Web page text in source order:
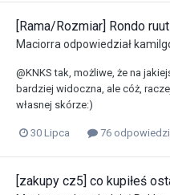
[Rama/Rozmiar] Rondo
Maciorra odpowiedział
@KNKS tak, możliwe, że na
bardziej widoczna, ale cóż,
własnej skórze:)
30 Lipca 76 odpowiedzi
[zakupy cz5] co kupiłeś